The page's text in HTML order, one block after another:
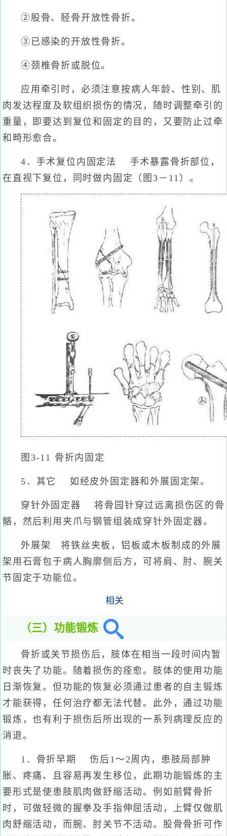
②股骨、胫骨开放性骨折。
③已感染的开放性骨折。
④颈椎骨折或脱位。
应用牵引时，必须注意按病人年龄、性别、肌
肉发达程度及软组织损伤的情况，随时调整牵引的
重量，即要达到复位和固定的目的，又要防止过牵
和畸形愈合。
4．手术复位内固定法 手术暴露骨折部位，
在直视下复位，同时做内固定（图3－11）。
图3-11 骨折内固定
5．其它 如经皮外固定器和外展固定架。
穿针外固定器 将骨园针穿过远离损伤区的骨
骼，然后利用夹爪与钢管组装成穿针外固定器。
外展架 将铁丝夹板，铝板或木板制成的外展
架用石膏包于病人胸廓侧后方，可将肩、肘、腕关
节固定于功能位。
相关
（三）功能锻炼
骨折或关节损伤后，肢体在相当一段时间内暂
时丧失了功能。随着损伤的痊愈。肢体的使用功能
日渐恢复。但功能的恢复必须通过患者的自主锻炼
才能获得，任何治疗都无法代替。此外，通过功能
锻炼，也有利于损伤后所出现的一系列病理反应的
消退。
1．骨折早期 伤后1～2周内，患肢局部肿
胀、疼痛、且容易再发生移位，此期功能锻炼的主
要形式是使患肢肌肉做舒缩活动。例如前臂骨折
时，可做轻微的握拳及手指伸屈活动，上臂仅做肌
肉舒缩活动，而腕、肘关节不活动。股骨骨折可作